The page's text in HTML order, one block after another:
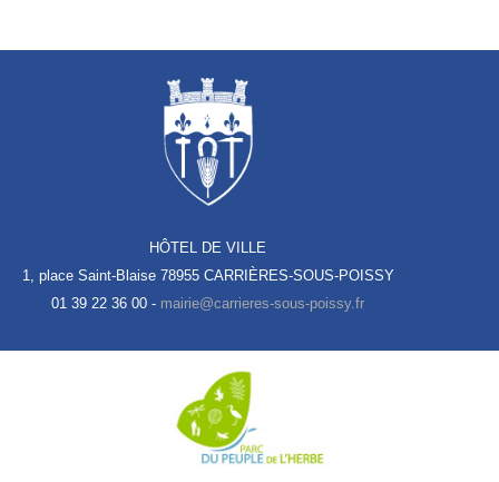
HÔTEL DE VILLE
1, place Saint-Blaise 78955 CARRIÈRES-SOUS-POISSY
01 39 22 36 00 -